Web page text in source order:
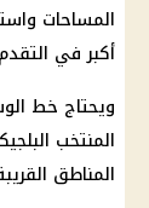
المساحات
أكبر في
ويحتاج خط
المنتخب
المناطق